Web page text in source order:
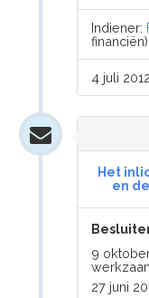
Indiener:
4 juli 2012
Het
en
9
27 juni